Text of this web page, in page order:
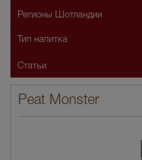
Peat Monster
Регионы Шотландии
Тип напитка
Статьи